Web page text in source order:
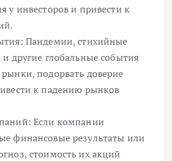
у инвесторов и привести к
Пандемии, стихийные
другие глобальные события
подорвать доверие
к падению рынков
Если компании
финансовые результаты или
стоимость их акций